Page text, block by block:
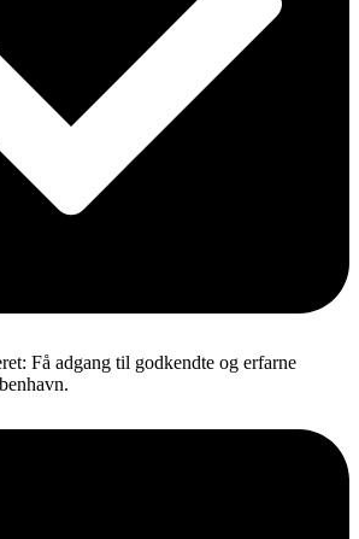
Få adgang til godkendte og erfarne